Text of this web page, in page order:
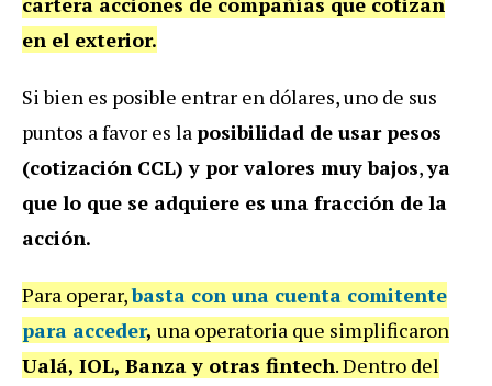
en el exterior.
Si bien es posible entrar en dólares, uno de sus
puntos a favor es laposibilidad de usar pesos
(cotización CCL) y por valores muy bajos,ya
que lo que se adquiere es una fracción de la
acción.
Para operar,basta con una cuenta comitente
para acceder, una operatoria que simplificaron
Ualá, IOL, Banza y otras fintech. Dentro del